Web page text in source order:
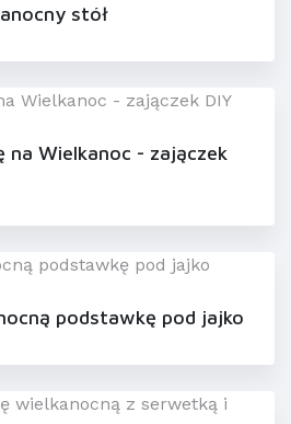
stół
na Wielkanoc - zajączek
podstawkę pod jajko